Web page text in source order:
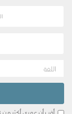
اللغة